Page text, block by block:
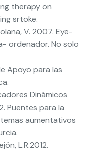
therapy on
srtoke.
V. 2007. Eye-
ordenador. No solo
Apoyo para las
Dinámicos
Puentes para la
aumentativos
L.R.2012.